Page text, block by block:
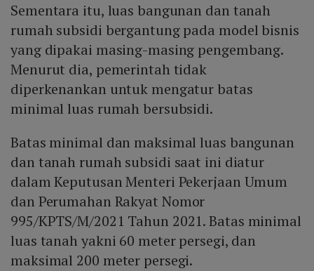
Sementara itu, luas bangunan dan tanah
rumah subsidi bergantung pada model bisnis
yang dipakai masing-masing pengembang.
Menurut dia, pemerintah tidak
diperkenankan untuk mengatur batas
minimal luas rumah bersubsidi.
Batas minimal dan maksimal luas bangunan
dan tanah rumah subsidi saat ini diatur
dalam Keputusan Menteri Pekerjaan Umum
dan Perumahan Rakyat Nomor
995/KPTS/M/2021 Tahun 2021. Batas minimal
luas tanah yakni 60 meter persegi, dan
maksimal 200 meter persegi.